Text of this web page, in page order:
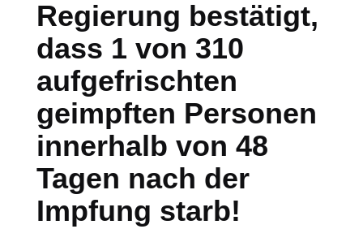
Regierung bestätigt,
dass 1 von 310
aufgefrischten
geimpften Personen
innerhalb von 48
Tagen nach der
Impfung starb!